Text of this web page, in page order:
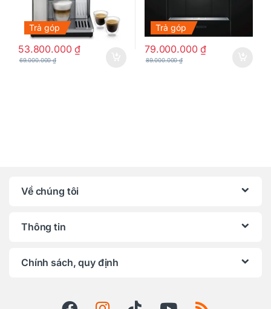
Trả góp
53.800.000₫
69.000.000₫
Trả góp
79.000.000₫
89.000.000₫
Về chúng tôi
Thông tin
Chính sách, quy định